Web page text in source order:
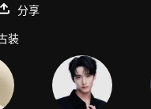
分享
装